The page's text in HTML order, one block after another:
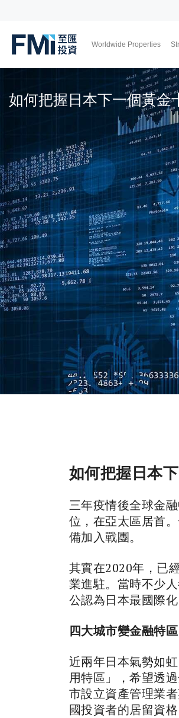
main
Worldwide Properties
Japan
UK
Thailand
Malaysia
如何把握日本下一個黃金
如何把握日本
三年疫情後全球金
位，在亞太區居首
備加入戰團。
其實在2020年，已
業進駐。當時不少
公認為日本最國際
四大城市變金融特區
近兩年日本氣勢如
用特區」，希望透
市設立資產管理業
國投資者的居留資格